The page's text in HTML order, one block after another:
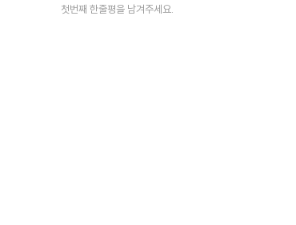
첫번째 한줄평을 남겨주세요.